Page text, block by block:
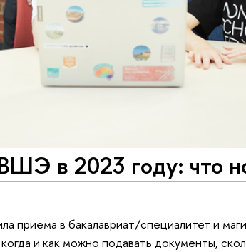
в 2023 году: что
приема в бакалавриат/специалитет и
и как можно подавать документы,